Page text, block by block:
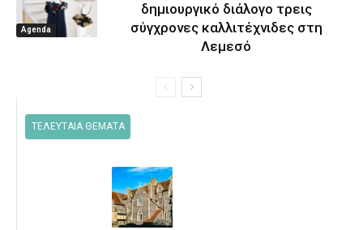
Agenda
δημιουργικό διάλογο τρεις
σύγχρονες καλλιτέχνιδες στη
Λεμεσό
ΤΕΛΕΥΤΑΙΑ ΘΕΜΑΤΑ